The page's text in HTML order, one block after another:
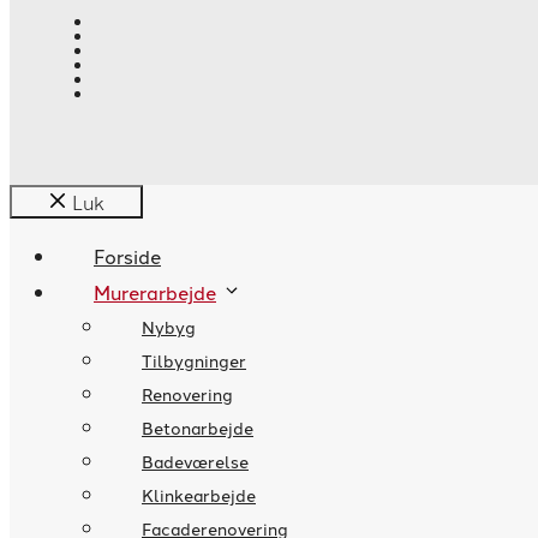
Luk
Forside
Murerarbejde
Nybyg
Tilbygninger
Renovering
Betonarbejde
Badeværelse
Klinkearbejde
Facaderenovering